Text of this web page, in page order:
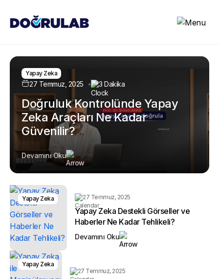
Yapay Zeka
27 Temmuz, 2025 3 Dakika
Doğruluk Kontrolünde Yapay
Zeka Araçları Ne Kadar
Güvenilir?
Devamını Oku
Yapay Zeka 27 Temmuz, 2025
Yapay Zeka Destekli Görseller ve
Haberler Ne Kadar Tehlikeli?
Devamını Oku
Yapay Zeka
27 Temmuz, 2025